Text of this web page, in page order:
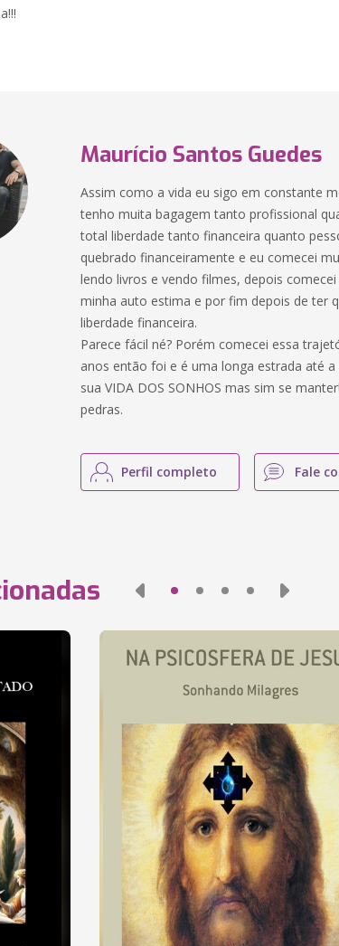
Maurício Santos Guedes
Assim como a vida eu sigo em constante
tenho muita bagagem tanto profissional
total liberdade tanto financeira quanto
quebrado financeiramente e eu comecei
lendo livros e vendo filmes, depois
minha auto estima e por fim depois de ter
liberdade financeira.
Parece fácil né? Porém comecei essa
anos então foi e é uma longa estrada até
sua VIDA DOS SONHOS mas sim se
pedras.
Perfil completo Fale